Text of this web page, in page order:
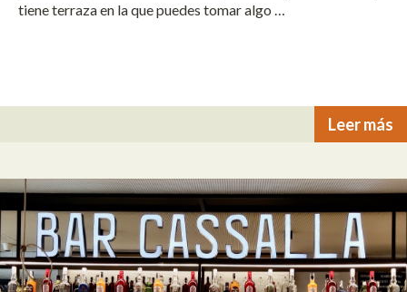
tiene terraza en la que puedes tomar algo …
Leer más